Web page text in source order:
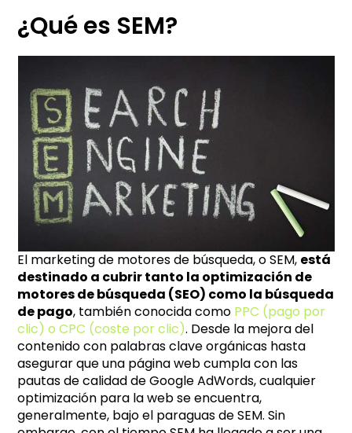
¿Qué es SEM?
El marketing de motores de búsqueda, o SEM, está
destinado a cubrir tanto la optimización de
motores de búsqueda (SEO) como la búsqueda
de pago, también conocida como PPC (pago por
clic) o CPC (coste por clic). Desde la mejora del
contenido con palabras clave orgánicas hasta
asegurar que una página web cumpla con las
pautas de calidad de Google AdWords, cualquier
optimización para la web se encuentra,
generalmente, bajo el paraguas de SEM. Sin